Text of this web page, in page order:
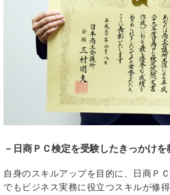
－日商ＰＣ検定を受験したきっかけを
自身のスキルアップを目的に、日商Ｐ
でもビジネス実務に役立つスキルが修